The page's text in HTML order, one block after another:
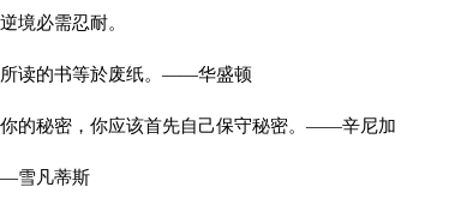
必需忍耐。
读的书等於废纸。——华盛顿
秘密，你应该首先自己保守秘密。——辛尼加
雪凡蒂斯